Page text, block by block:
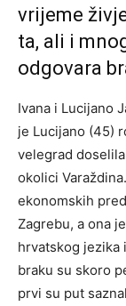
vrijeme
ta, ali i
odgovara
Ivana i Lucijano
je Lucijano (45)
velegrad
okolici
ekonomskih
Zagrebu, a ona
hrvatskog
braku su skoro
prvi su put